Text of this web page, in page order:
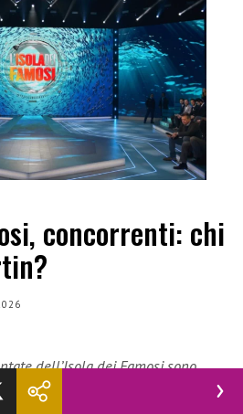
concorrenti: chi
dell’Isola dei Famosi sono
Audrey Martin. Chi è?